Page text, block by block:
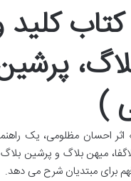
)
اثر احسان مظلومی، یک
میهن بلاگ و پرشین
برای مبتدیان شرح می دهد.